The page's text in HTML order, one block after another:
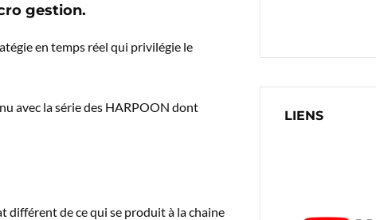
gestion.
en temps réel qui privilégie le
avec la série des HARPOON dont
différent de ce qui se produit à la chaine
LIENS